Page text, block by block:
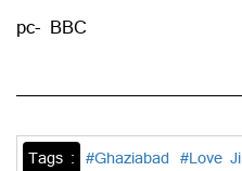
pc- BBC
Tags : #Ghaziabad #Love